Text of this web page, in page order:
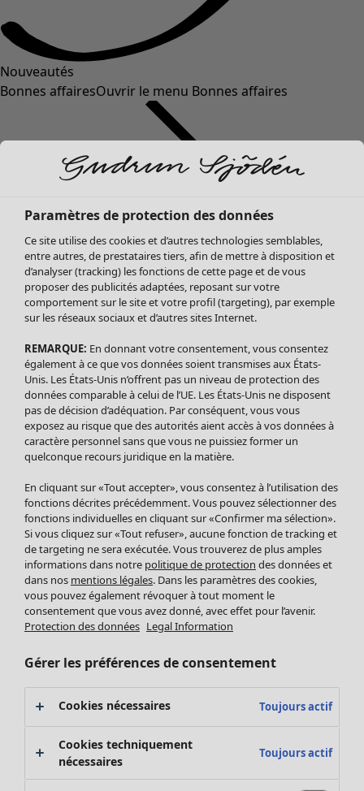
Nouveautés
Bonnes affairesOuvrir le menu Bonnes affaires
Soldes Vêtements
Tous les vêtements
Robes
Tuniques
Blouses
Tops
Gilets
Pantalon
Jupes
Leggings et collants
Accessoires
Chaussures
Vêtements de bain
Basics
Soldes Mobilier
Bonnes affaires déco
Décoration
Textiles
Tapis
Éponge
Paramètres de protection des données
Ce site utilise des cookies et d’autres technologies semblables,
entre autres, de prestataires tiers, afin de mettre à disposition et
d’analyser (tracking) les fonctions de cette page et de vous
proposer des publicités adaptées, reposant sur votre
comportement sur le site et votre profil (targeting), par exemple
sur les réseaux sociaux et d’autres sites Internet.
REMARQUE: En donnant votre consentement, vous consentez
également à ce que vos données soient transmises aux États-
Unis. Les États-Unis n’offrent pas un niveau de protection des
données comparable à celui de l’UE. Les États-Unis ne disposent
pas de décision d’adéquation. Par conséquent, vous vous
exposez au risque que des autorités aient accès à vos données à
caractère personnel sans que vous ne puissiez former un
quelconque recours juridique en la matière.
En cliquant sur «Tout accepter», vous consentez à l’utilisation des
fonctions décrites précédemment. Vous pouvez sélectionner des
fonctions individuelles en cliquant sur «Confirmer ma sélection».
Si vous cliquez sur «Tout refuser», aucune fonction de tracking et
de targeting ne sera exécutée. Vous trouverez de plus amples
informations dans notre politique de protection des données et
dans nos mentions légales. Dans les paramètres des cookies,
vous pouvez également révoquer à tout moment le
consentement que vous avez donné, avec effet pour l’avenir.
Protection des données Legal Information
Gérer les préférences de consentement
Cookies nécessaires Toujours actif
Cookies techniquement
nécessaires
Toujours actif